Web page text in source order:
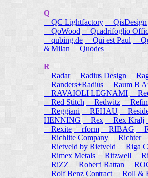
Q
QC Lightfactory
QisDesign
QoWood Quadrifoglio
qubing.de
Qui est Paul
& Milan
Quodes
R
Radar
Radius Design
Randers+Radius
Raum B
RAVAIOLI LEGNAMI
Red Stitch
Redwitz Refin
Reggiani
REHAU
HENNING
Rex Rex Kralj
Rexite
rform RIBAG
Richlite Company
Richter
Rietveld by Rietveld
Riga
Rimex Metals
Ritzwell
RiZZ
Roberti Rattan
Rolf Benz Contract
Roll &